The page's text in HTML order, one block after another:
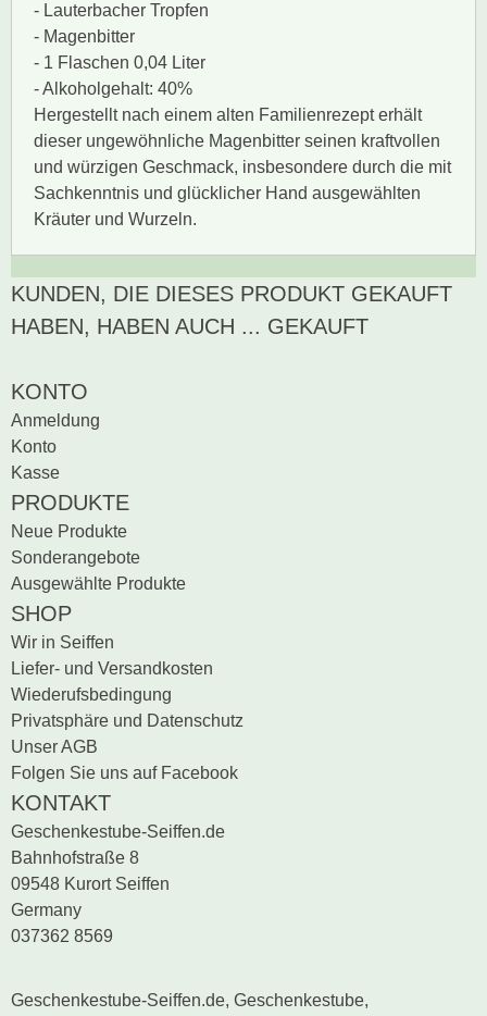
- Lauterbacher Tropfen
- Magenbitter
- 1 Flaschen 0,04 Liter
- Alkoholgehalt: 40%
Hergestellt nach einem alten Familienrezept erhält
dieser ungewöhnliche Magenbitter seinen kraftvollen
und würzigen Geschmack, insbesondere durch die mit
Sachkenntnis und glücklicher Hand ausgewählten
Kräuter und Wurzeln.
BEWERTUNG SCHREIBEN
Zur Zeit gibt es keine
Produktrezensionen.
KUNDEN, DIE DIESES PRODUKT GEKAUFT
HABEN, HABEN AUCH ... GEKAUFT
KONTO
Anmeldung
Konto
Kasse
PRODUKTE
Neue Produkte
Sonderangebote
Ausgewählte Produkte
SHOP
Wir in Seiffen
Liefer- und Versandkosten
Wiederufsbedingung
Privatsphäre und Datenschutz
Unser AGB
Folgen Sie uns auf Facebook
KONTAKT
Geschenkestube-Seiffen.de
Bahnhofstraße 8
09548 Kurort Seiffen
Germany
037362 8569
Geschenkestube-Seiffen.de, Geschenkestube,